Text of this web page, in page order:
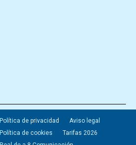
Política de privacidad
Aviso legal
Política de cookies
Tarifas 2026